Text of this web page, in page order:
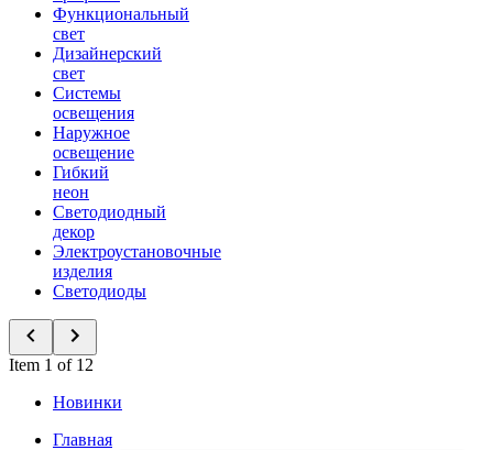
Функциональный
свет
Дизайнерский
свет
Системы
освещения
Наружное
освещение
Гибкий
неон
Светодиодный
декор
Электроустановочные
изделия
Светодиоды
Item 1 of 12
Новинки
Главная